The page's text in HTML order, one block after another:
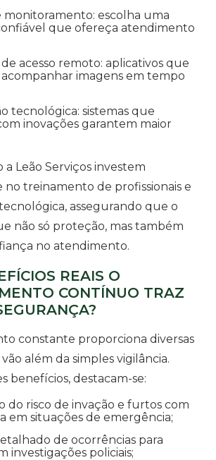
que ofereça atendimento
imagens em tempo
inovações garantem maior
a Leão Serviços investem
treinamento de profissionais e
assegurando que o
não só proteção, mas também
no atendimento.
REAIS O
CONTÍNUO TRAZ
constante proporciona diversas
além da simples vigilância.
benefícios, destacam-se:
em situações de emergência;
investigações policiais;